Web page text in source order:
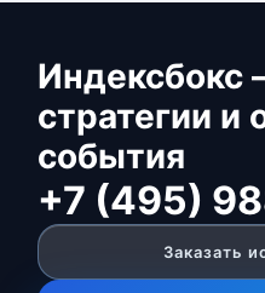
Индексбокс
стратегии и
события
+7 (495)
Заказать